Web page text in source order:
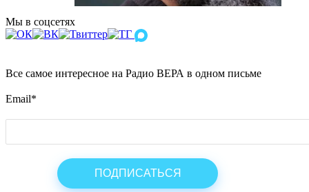
Мы в соцсетях
Все самое интересное на Радио ВЕРА в одном письме
Email*